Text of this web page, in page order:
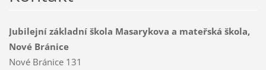
Jubilejní základní škola Masarykova a mateřská škola,
Nové Bránice
Nové Bránice 131